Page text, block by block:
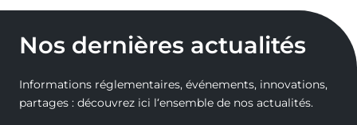
Nos dernières actualités
Informations réglementaires, événements, innovations,
partages : découvrez ici l‘ensemble de nos actualités.